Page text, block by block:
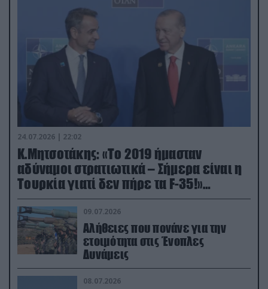
24.07.2026 | 22:02
Κ.Μητσοτάκης: «Το 2019 ήμασταν
αδύναμοι στρατιωτικά – Σήμερα είναι η
Τουρκία γιατί δεν πήρε τα F-35!»
(βίντεο)
09.07.2026
Αλήθειες που πονάνε για την
ετοιμότητα στις Ένοπλες
Δυνάμεις
08.07.2026